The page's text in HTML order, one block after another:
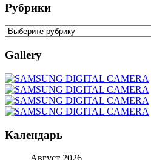
Рубрики
Gallery
Календарь